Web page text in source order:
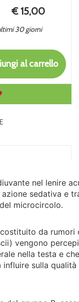
Prezzo
scontato
€ 15,00
30 giorni
al carrello
nel lenire
sedativa e
microcircolo.
da rumori
vengono
nella testa e
sulla